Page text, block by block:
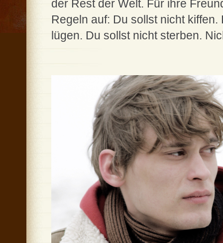
der Rest der Welt. Für ihre
Regeln auf: Du sollst nicht
lügen. Du sollst nicht sterben.